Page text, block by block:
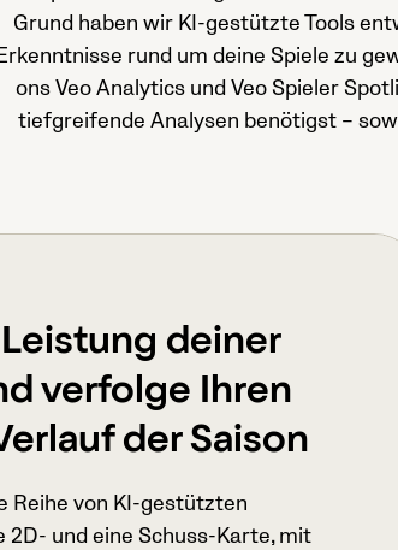
Grund haben wir KI-gestützte Tools
Erkenntnisse rund um deine Spiele zu
ons Veo Analytics und Veo Spieler
tiefgreifende Analysen benötigst –
deiner
verfolge Ihren
der Saison
Reihe von KI-gestützten
und eine Schuss-Karte, mit